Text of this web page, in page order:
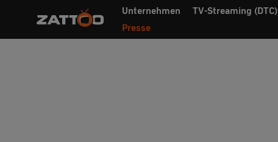
Unternehmen TV-Streaming (DTC)
Presse